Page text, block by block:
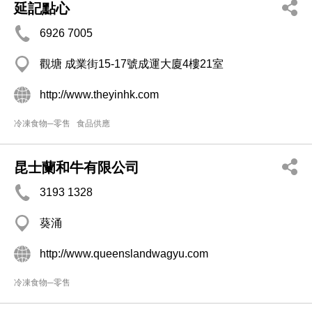
延記點心
6926 7005
觀塘 成業街15-17號成運大廈4樓21室
http://www.theyinhk.com
冷凍食物─零售 食品供應
昆士蘭和牛有限公司
3193 1328
葵涌
http://www.queenslandwagyu.com
冷凍食物─零售